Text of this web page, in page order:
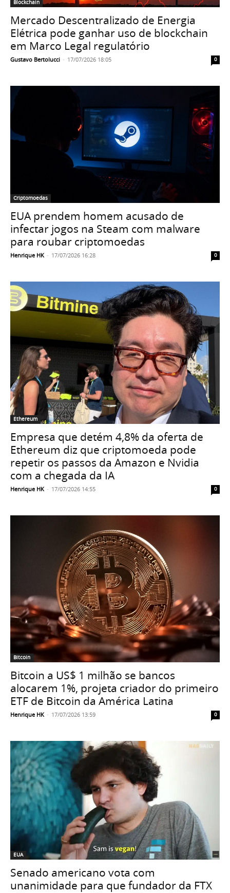
Blockchain
Mercado Descentralizado de Energia
Elétrica pode ganhar uso de blockchain
em Marco Legal regulatório
Gustavo Bertolucci - 17/07/2026 18:05 0
Criptomoedas
EUA prendem homem acusado de
infectar jogos na Steam com malware
para roubar criptomoedas
Henrique HK - 17/07/2026 16:28 0
Ethereum
Empresa que detém 4,8% da oferta de
Ethereum diz que criptomoeda pode
repetir os passos da Amazon e Nvidia
com a chegada da IA
Henrique HK - 17/07/2026 14:55 0
Bitcoin
Bitcoin a US$ 1 milhão se bancos
alocarem 1%, projeta criador do primeiro
ETF de Bitcoin da América Latina
Henrique HK - 17/07/2026 13:59 0
EUA
Senado americano vota com
unanimidade para que fundador da FTX